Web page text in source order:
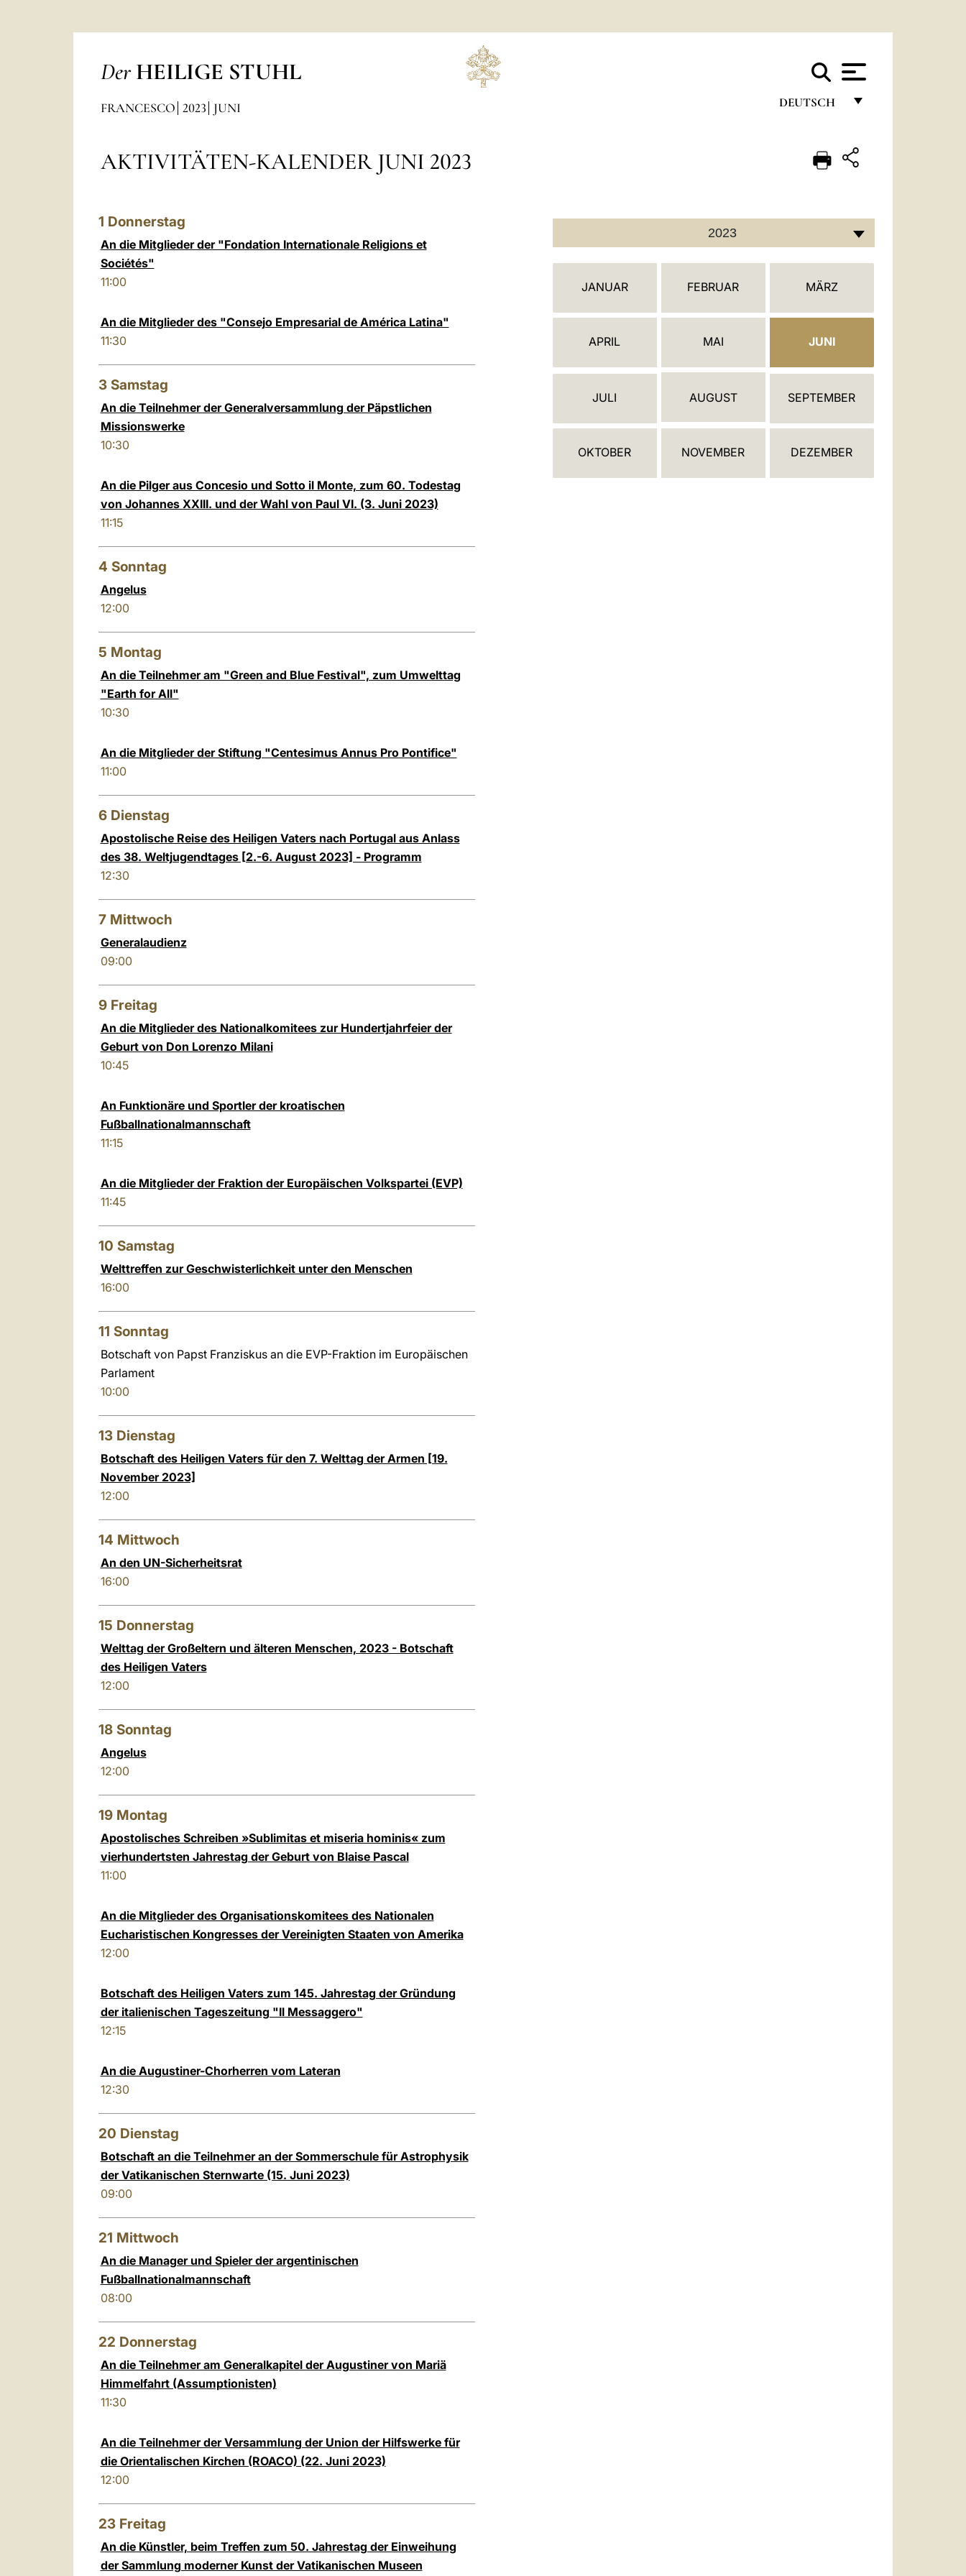
Der HEILIGE STUHL
DEUTSCH
ENGLISH
FRANCESCO 2023 JUNI
AKTIVITÄTEN-KALENDER JUNI 2023
1 Donnerstag
An die Mitglieder der "Fondation Internationale Religions et
Sociétés"
11:00
An die Mitglieder des "Consejo Empresarial de América Latina"
11:30
3 Samstag
An die Teilnehmer der Generalversammlung der Päpstlichen
Missionswerke
10:30
An die Pilger aus Concesio und Sotto il Monte, zum 60. Todestag
von Johannes XXIII. und der Wahl von Paul VI. (3. Juni 2023)
11:15
4 Sonntag
Angelus
12:00
5 Montag
An die Teilnehmer am "Green and Blue Festival", zum Umwelttag
"Earth for All"
10:30
An die Mitglieder der Stiftung "Centesimus Annus Pro Pontifice"
11:00
6 Dienstag
Apostolische Reise des Heiligen Vaters nach Portugal aus Anlass
des 38. Weltjugendtages [2.-6. August 2023] - Programm
12:30
7 Mittwoch
Generalaudienz
09:00
9 Freitag
An die Mitglieder des Nationalkomitees zur Hundertjahrfeier der
Geburt von Don Lorenzo Milani
10:45
An Funktionäre und Sportler der kroatischen
Fußballnationalmannschaft
11:15
An die Mitglieder der Fraktion der Europäischen Volkspartei (EVP)
11:45
10 Samstag
Welttreffen zur Geschwisterlichkeit unter den Menschen
16:00
11 Sonntag
Botschaft von Papst Franziskus an die EVP-Fraktion im Europäischen
Parlament
10:00
13 Dienstag
Botschaft des Heiligen Vaters für den 7. Welttag der Armen [19.
November 2023]
12:00
14 Mittwoch
An den UN-Sicherheitsrat
16:00
15 Donnerstag
Welttag der Großeltern und älteren Menschen, 2023 - Botschaft
des Heiligen Vaters
12:00
18 Sonntag
Angelus
12:00
19 Montag
Apostolisches Schreiben »Sublimitas et miseria hominis« zum
vierhundertsten Jahrestag der Geburt von Blaise Pascal
11:00
An die Mitglieder des Organisationskomitees des Nationalen
Eucharistischen Kongresses der Vereinigten Staaten von Amerika
12:00
Botschaft des Heiligen Vaters zum 145. Jahrestag der Gründung
der italienischen Tageszeitung "Il Messaggero"
12:15
An die Augustiner-Chorherren vom Lateran
12:30
20 Dienstag
Botschaft an die Teilnehmer an der Sommerschule für Astrophysik
der Vatikanischen Sternwarte (15. Juni 2023)
09:00
21 Mittwoch
An die Manager und Spieler der argentinischen
Fußballnationalmannschaft
08:00
22 Donnerstag
An die Teilnehmer am Generalkapitel der Augustiner von Mariä
Himmelfahrt (Assumptionisten)
11:30
An die Teilnehmer der Versammlung der Union der Hilfswerke für
die Orientalischen Kirchen (ROACO) (22. Juni 2023)
12:00
23 Freitag
An die Künstler, beim Treffen zum 50. Jahrestag der Einweihung
der Sammlung moderner Kunst der Vatikanischen Museen
2023
N
E
JANUAR FEBRUAR MÄRZ
APRIL MAI JUNI
JULI AUGUST SEPTEMBER
OKTOBER NOVEMBER DEZEMBER